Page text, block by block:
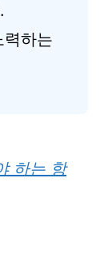
하는
하는 항